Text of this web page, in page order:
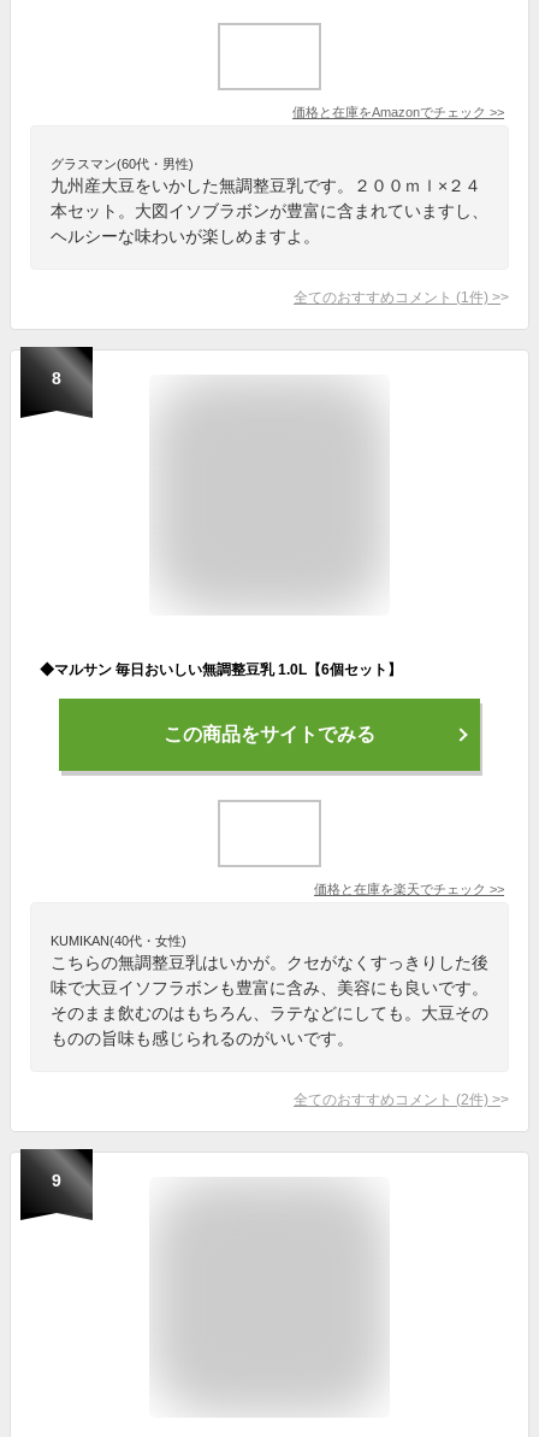
価格と在庫をAmazonでチェック >>
グラスマン(60代・男性)
九州産大豆をいかした無調整豆乳です。２００ｍｌ×２４
本セット。大図イソブラボンが豊富に含まれていますし、
ヘルシーな味わいが楽しめますよ。
全てのおすすめコメント (1 件) >
8
◆マルサン 毎日おいしい無調整豆乳 1.0L【6個セット】
この商品をサイトでみる
価格と在庫を楽天でチェック >>
KUMIKAN(40代・女性)
こちらの無調整豆乳はいかが。クセがなくすっきりした後
味で大豆イソフラボンも豊富に含み、美容にも良いです。
そのまま飲むのはもちろん、ラテなどにしても。大豆その
ものの旨味も感じられるのがいいです。
全てのおすすめコメント (2件) >
9